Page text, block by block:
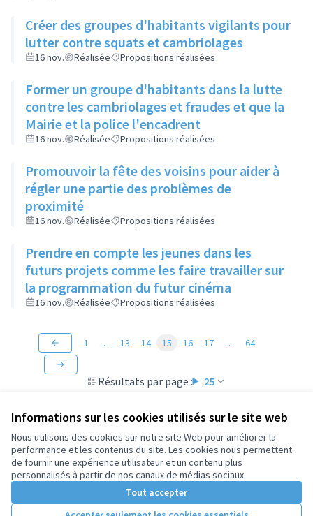
Informations sur les cookies utilisés sur le site web
Nous utilisons des cookies sur notre site Web pour améliorer la
performance et les contenus du site. Les cookies nous permettent
de fournir une expérience utilisateur et un contenu plus
personnalisés à partir de nos canaux de médias sociaux.
Tout accepter
Créer des groupes d'habitants vigilants pour
lutter contre squats et cambriolages
16 nov. Réalisée Propositions réalisées
Former un groupe d'habitants dans la lutte
contre les cambriolages et fraudes et que la
Mairie et la police l'encadrent
16 nov. Réalisée Propositions réalisées
Promouvoir la fête des voisins pour aider à
régler une partie des problèmes de
proximité
16 nov. Réalisée Propositions réalisées
Prendre en compte les jeunes dans les
futurs projets comme les faire travailler sur
la programmation du futur cinéma
16 nov. Réalisée Propositions réalisées
Résultats par page : 25
1 … 13 14 15 16 17 … 64
Conditions d'utilisation
Paramètres des cookies